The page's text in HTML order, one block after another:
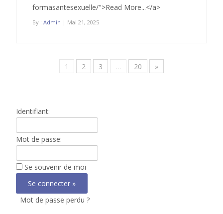
formasantesexuelle/">Read More...</a>
By : Admin | Mai 21, 2025
1 2 3 … 20 »
Identifiant:
Mot de passe:
Se souvenir de moi
Mot de passe perdu ?